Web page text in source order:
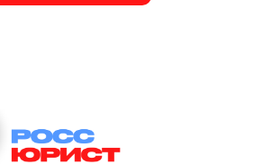
вопросам
вопросам
вопросам